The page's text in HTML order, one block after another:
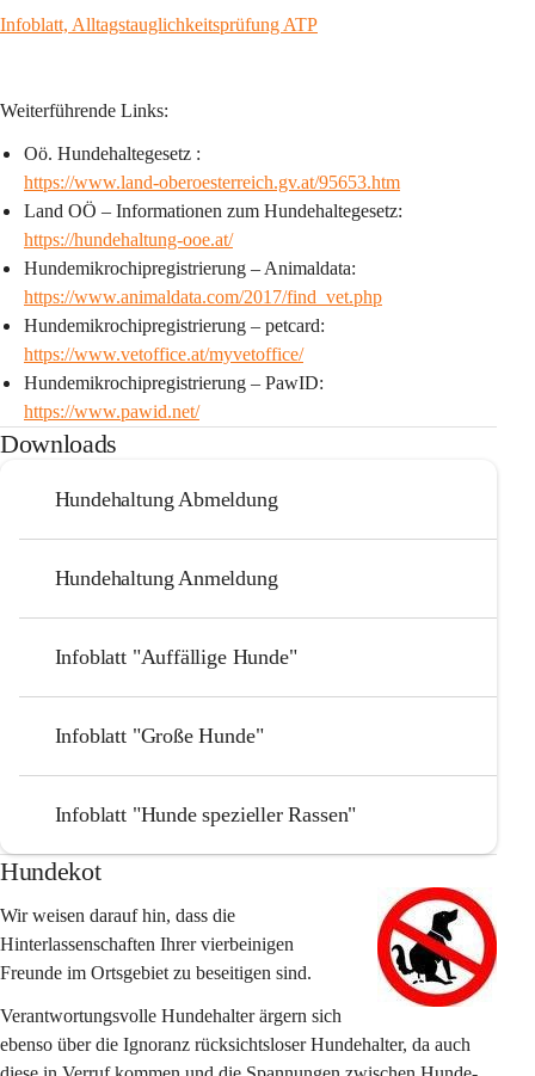
Infoblatt, Alltagstauglichkeitsprüfung ATP
Weiterführende Links:
Oö. Hundehaltegesetz :
https://www.land-oberoesterreich.gv.at/95653.htm
Land OÖ – Informationen zum Hundehaltegesetz:
https://hundehaltung-ooe.at/
Hundemikrochipregistrierung – Animaldata:
https://www.animaldata.com/2017/find_vet.php
Hundemikrochipregistrierung – petcard:
https://www.vetoffice.at/myvetoffice/
Hundemikrochipregistrierung – PawID:
https://www.pawid.net/
Downloads
Hundehaltung Abmeldung
Hundehaltung Anmeldung
Infoblatt "Auffällige Hunde"
Infoblatt "Große Hunde"
Infoblatt "Hunde spezieller Rassen"
Hundekot
Wir weisen darauf hin, dass die
Hinterlassenschaften Ihrer vierbeinigen
Freunde im Ortsgebiet zu beseitigen sind.
Verantwortungsvolle Hundehalter ärgern sich
ebenso über die Ignoranz rücksichtsloser Hundehalter, da auch